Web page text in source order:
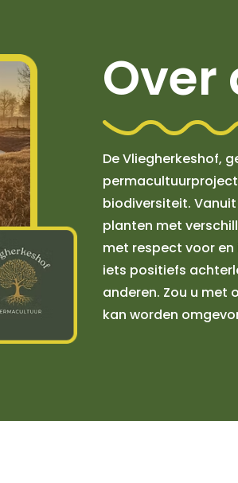
Over
De Vliegherkeshof,
biodiversiteit.
planten met
met respect voor en
iets positiefs
anderen. Zou u met
kan worden